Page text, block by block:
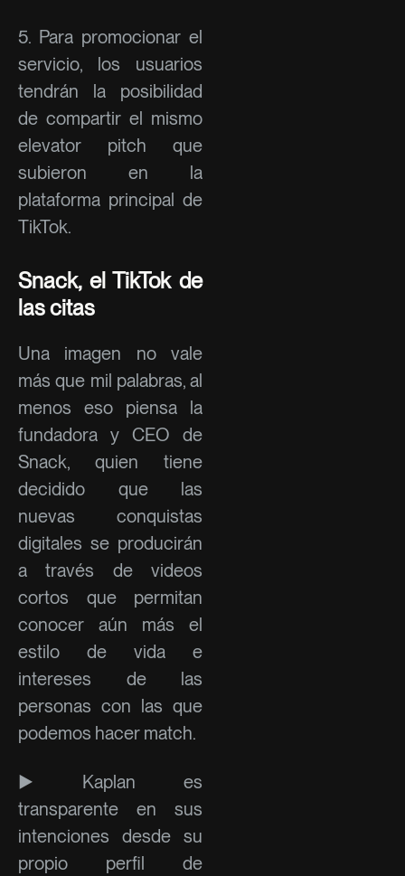
5. Para promocionar el
servicio, los usuarios
tendrán la posibilidad
de compartir el mismo
elevator pitch que
subieron en la
plataforma principal de
TikTok.
Snack, el TikTok de
las citas
Una imagen no vale
más que mil palabras, al
menos eso piensa la
fundadora y CEO de
Snack, quien tiene
decidido que las
nuevas conquistas
digitales se producirán
a través de videos
cortos que permitan
conocer aún más el
estilo de vida e
intereses de las
personas con las que
podemos hacer match.
► Kaplan es
transparente en sus
intenciones desde su
propio perfil de